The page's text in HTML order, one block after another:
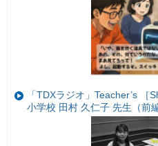
「TDXラジオ」Teacher’s
小学校 田村 久仁子 先生（前